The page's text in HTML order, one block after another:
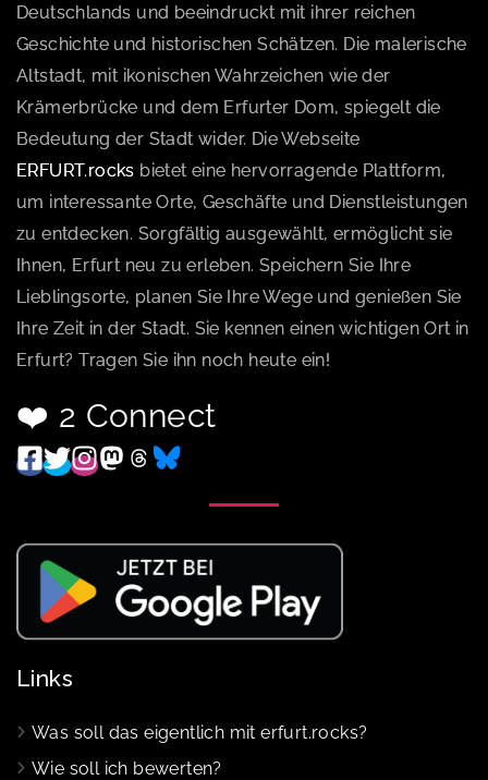
Deutschlands und beeindruckt mit ihrer reichen
Geschichte und historischen Schätzen. Die malerische
Altstadt, mit ikonischen Wahrzeichen wie der
Krämerbrücke und dem Erfurter Dom, spiegelt die
Bedeutung der Stadt wider. Die Webseite
ERFURT.rocks bietet eine hervorragende Plattform,
um interessante Orte, Geschäfte und Dienstleistungen
zu entdecken. Sorgfältig ausgewählt, ermöglicht sie
Ihnen, Erfurt neu zu erleben. Speichern Sie Ihre
Lieblingsorte, planen Sie Ihre Wege und genießen Sie
Ihre Zeit in der Stadt. Sie kennen einen wichtigen Ort in
Erfurt? Tragen Sie ihn noch heute ein!
❤️ 2 Connect
Links
Was soll das eigentlich mit erfurt.rocks?
Wie soll ich bewerten?